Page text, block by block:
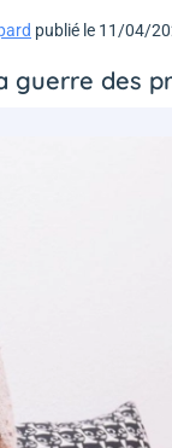
publié le 11/04/
guerre des